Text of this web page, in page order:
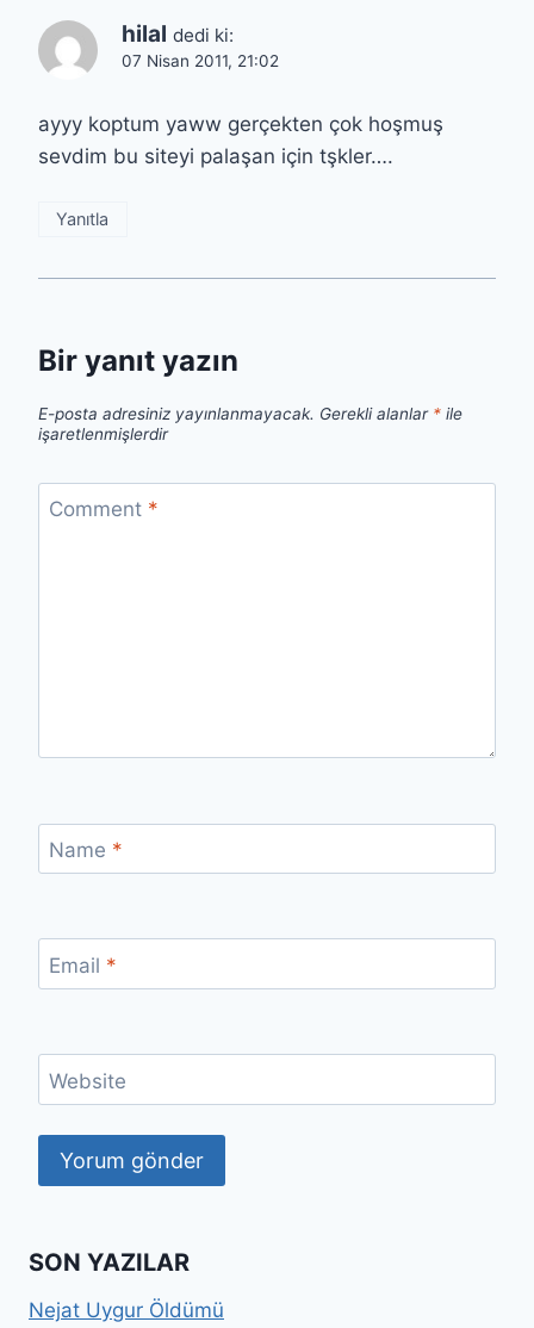
hilal dedi ki:
07 Nisan 2011, 21:02
ayyy koptum yaww gerçekten çok hoşmuş
sevdim bu siteyi palaşan için tşkler….
Yanıtla
Bir yanıt yazın
E-posta adresiniz yayınlanmayacak. Gerekli alanlar * ile
işaretlenmişlerdir
Comment *
Name *
Email *
Website
SON YAZILAR
Nejat Uygur Öldümü